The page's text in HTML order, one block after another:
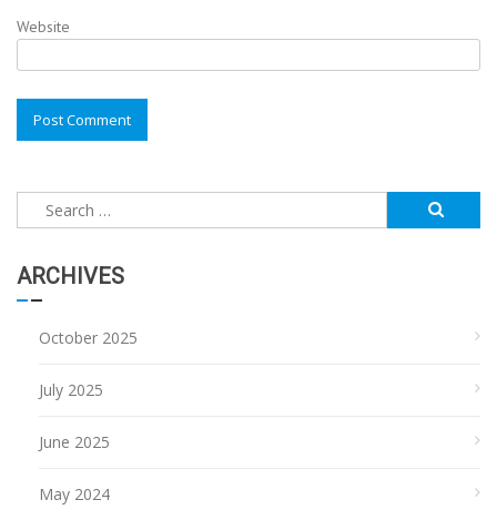
Website
Search
for:
ARCHIVES
October 2025
July 2025
June 2025
May 2024